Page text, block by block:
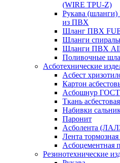
(WIRE TPU-Z)
Рукава (шланги)
из ПВХ
Шланг ПВХ
Шланги
Шланги ПВХ AIR
Поливочные
Асботехнические
Асбест
Картон
Асбошнур ГОСТ
Ткань
Набивки
Паронит
Асболента
Лента
Асбоцементная
Резинотехнические